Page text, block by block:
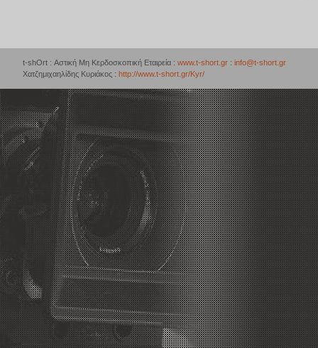
t-shOrt : Αστική Μη Κερδοσκοπική Εταιρεία : www.t-short.gr : info@t-short.gr
Χατζημιχαηλίδης Κυριάκος : http://www.t-short.gr/Kyr/